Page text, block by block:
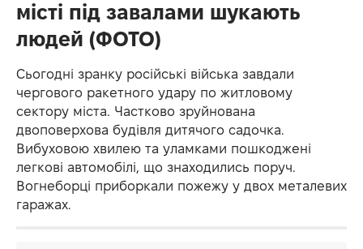
місті під завалами шукають
людей (ФОТО)
Сьогодні зранку російські війська завдали
чергового ракетного удару по житловому
сектору міста. Частково зруйнована
двоповерхова будівля дитячого садочка.
Вибуховою хвилею та уламками пошкоджені
легкові автомобілі, що знаходились поруч.
Вогнеборці приборкали пожежу у двох металевих
гаражах.